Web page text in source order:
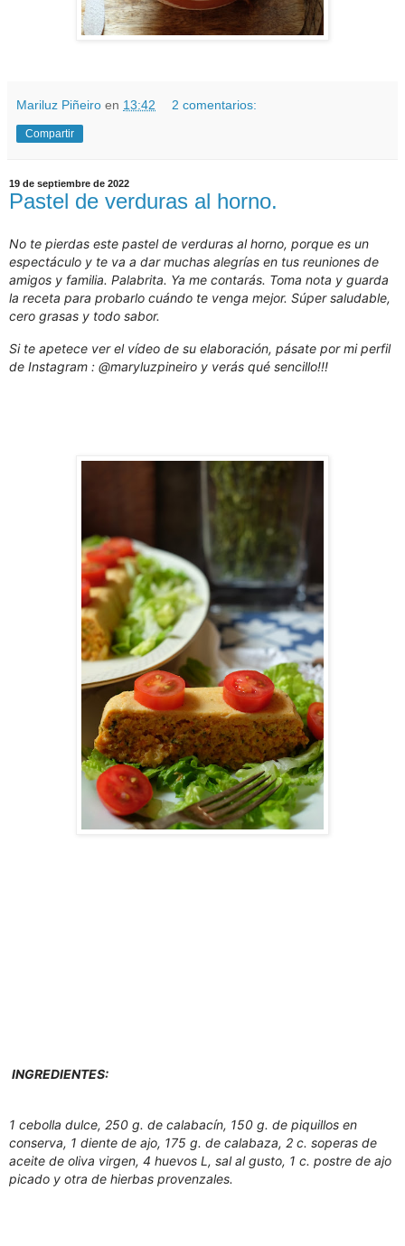
Mariluz Piñeiro en 13:42 2 comentarios:
Compartir
19 de septiembre de 2022
Pastel de verduras al horno.
No te pierdas este pastel de verduras al horno, porque es un
espectáculo y te va a dar muchas alegrías en tus reuniones de
amigos y familia. Palabrita. Ya me contarás. Toma nota y guarda
la receta para probarlo cuándo te venga mejor. Súper saludable,
cero grasas y todo sabor.
Si te apetece ver el vídeo de su elaboración, pásate por mi perfil
de Instagram : @maryluzpineiro y verás qué sencillo!!!
INGREDIENTES:
1 cebolla dulce, 250 g. de calabacín, 150 g. de piquillos en
conserva, 1 diente de ajo, 175 g. de calabaza, 2 c. soperas de
aceite de oliva virgen, 4 huevos L, sal al gusto, 1 c. postre de ajo
picado y otra de hierbas provenzales.